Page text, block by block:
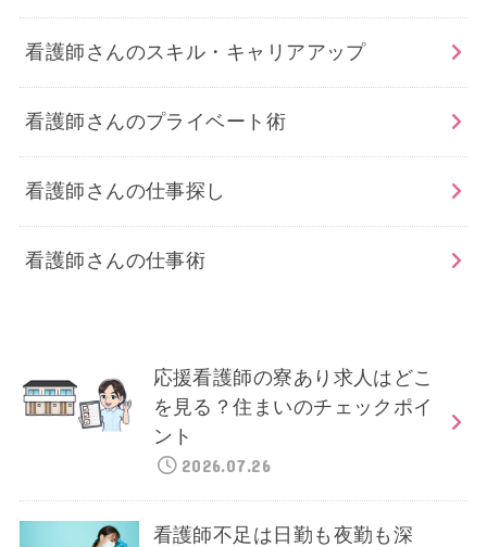
看護師さんのスキル・キャリアアップ
看護師さんのプライベート術
看護師さんの仕事探し
看護師さんの仕事術
応援看護師の寮あり求人はどこ
を見る？住まいのチェックポイ
ント
2026.07.26
看護師不足は日勤も夜勤も深